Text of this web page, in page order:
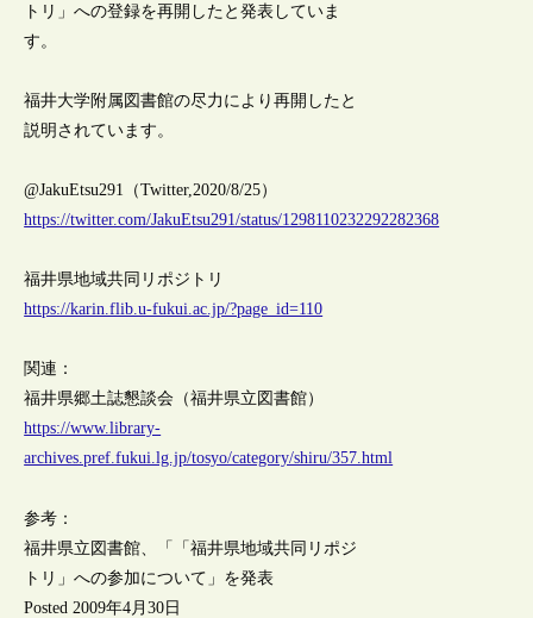
トリ」への登録を再開したと発表していま
す。
福井大学附属図書館の尽力により再開したと
説明されています。
@JakuEtsu291（Twitter,2020/8/25）
https://twitter.com/JakuEtsu291/status/1298110232292282368
福井県地域共同リポジトリ
https://karin.flib.u-fukui.ac.jp/?page_id=110
関連：
福井県郷土誌懇談会（福井県立図書館）
https://www.library-
archives.pref.fukui.lg.jp/tosyo/category/shiru/357.html
参考：
福井県立図書館、「「福井県地域共同リポジ
トリ」への参加について」を発表
Posted 2009年4月30日